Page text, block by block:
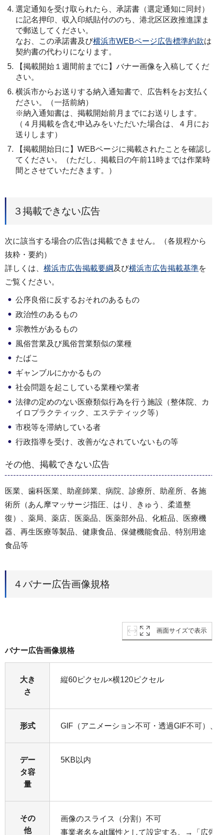
選定通知を受け取られたら、承諾書（選定通知に同封）
に記名押印、収入印紙貼付ののち、港北区区政推進課ま
で郵送してください。
なお、この承諾書及び横浜市WEBページ広告標準約款は
契約書の代わりになります。
【掲載開始１週間前までに】バナー画像を入稿してくだ
さい。
横浜市からお送りする納入通知書で、広告料をお支払く
ださい。（一括前納）
※納入通知書は、掲載開始前月までにお送りします。
（４月掲載を含む申込みをいただいた場合は、４月にお
送りします）
【掲載開始日に】WEBページに掲載されたことを確認し
てください。（ただし、掲載日の午前11時までは作業時
間とさせていただきます。）
３掲載できない広告
次に該当する場合の広告は掲載できません。（各規程から
抜粋・要約）
詳しくは、 横浜市広告掲載要綱 及び横浜市広告掲載基準を
ご覧ください。
公序良俗に反するおそれのあるもの
政治性のあるもの
宗教性があるもの
風俗営業及び風俗営業類似の業種
たばこ
ギャンブルにかかるもの
社会問題を起こしている業種や業者
法律の定めのない医療類似行為を行う施設（整体院、カ
イロプラクティック、エステティック等）
市税等を滞納している者
行政指導を受け、改善がなされていないもの等
その他、掲載できない広告
医業、歯科医業、助産師業、病院、診療所、助産所、各施
術所（あん摩マッサージ指圧、はり、きゅう、柔道整
復）、薬局、薬店、医薬品、医薬部外品、化粧品、医療機
器、再生医療等製品、健康食品、保健機能食品、特別用途
食品等
４バナー広告画像規格
画面サイズで表示
バナー広告画像規格
大き
さ
縦60ピクセル×横120ピクセル
形式 GIF（アニメーション不可・透過GIF不可）
デー
タ容
量
5KB以内
その
他
画像のスライス（分割）不可
事業者名をalt属性として設定する。→「広